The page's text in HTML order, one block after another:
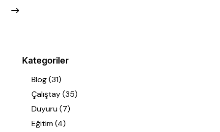
Kategoriler
Blog(31)
Çalıştay(35)
Duyuru(7)
Eğitim(4)